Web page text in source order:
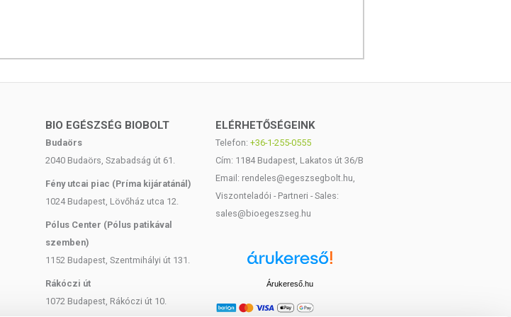
BIO EGÉSZSÉG BIOBOLT
Budaörs
2040 Budaörs, Szabadság út 61.
Fény utcai piac (Príma kijáratánál)
1024 Budapest, Lövőház utca 12.
Pólus Center (Pólus patikával
szemben)
1152 Budapest, Szentmihályi út 131.
Rákóczi út
1072 Budapest, Rákóczi út 10.
ELÉRHETŐSÉGEINK
Telefon: +36-1-255-0555
Cím: 1184 Budapest, Lakatos út 36/B
Email: rendeles@egeszsegbolt.hu,
Viszonteladói - Partneri - Sales:
sales@bioegeszseg.hu
Árukereső.hu